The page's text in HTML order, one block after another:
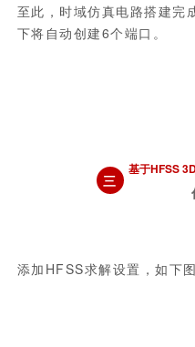
至此，时域仿真电路搭建
下将自动创建6个端口。
三
基于HFSS
添加HFSS求解设置，如下